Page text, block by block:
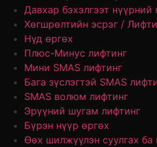
Давхар бэхэлгээт нүүрний
Хөгшрөлтийн эсрэг /
Нүд өргөх
Плюс-Минус лифтинг
Мини SMAS лифтинг
Бага зүслэгтэй SMAS
SMAS волюм лифтинг
Эрүүний шугам лифтинг
Бүрэн нүүр өргөх
Өөх шилжүүлэн суулгах ба